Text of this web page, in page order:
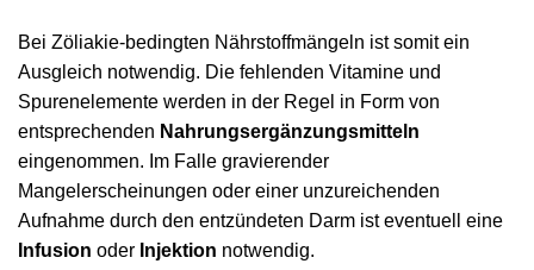
Bei Zöliakie-bedingten Nährstoffmängeln ist somit ein
Ausgleich notwendig. Die fehlenden Vitamine und
Spurenelemente werden in der Regel in Form von
entsprechenden Nahrungsergänzungsmitteln
eingenommen. Im Falle gravierender
Mangelerscheinungen oder einer unzureichenden
Aufnahme durch den entzündeten Darm ist eventuell eine
Infusion oder Injektion notwendig.